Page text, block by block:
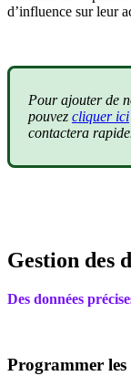
d’influence sur leur
Pour ajouter de
pouvez cliquer ici
contactera
Gestion des
Des données
Programmer